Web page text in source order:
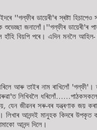
''গল্ফীৰ ডায়েৰী'ৰ স্ৰষ্টা হিচাপেও
জনালোঁ।''গল্ফীৰ ডায়েৰী'ৰ
বিয়পি পৰে। এদিন মনলৈ আহিল-
আৰু তাইৰ নাম ৰাখিলোঁ
লিখিবলৈ
যেন জীৱনৰ সৰু-বৰ যন্ত্ৰণাক জয়
লিখাৰ আনন্দই মানুহক কিদৰে উপকৃত
আনন্দ দিলে।